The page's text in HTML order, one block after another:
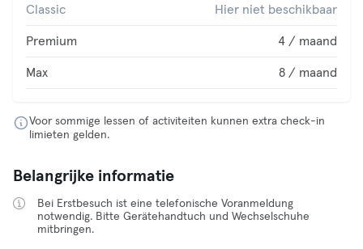
Classic Hier niet beschikbaar
Premium 4 / maand
Max 8 / maand
Voor sommige lessen of activiteiten kunnen extra check-in
limieten gelden.
Belangrijke informatie
Bei Erstbesuch ist eine telefonische Voranmeldung
notwendig. Bitte Gerätehandtuch und Wechselschuhe
mitbringen.